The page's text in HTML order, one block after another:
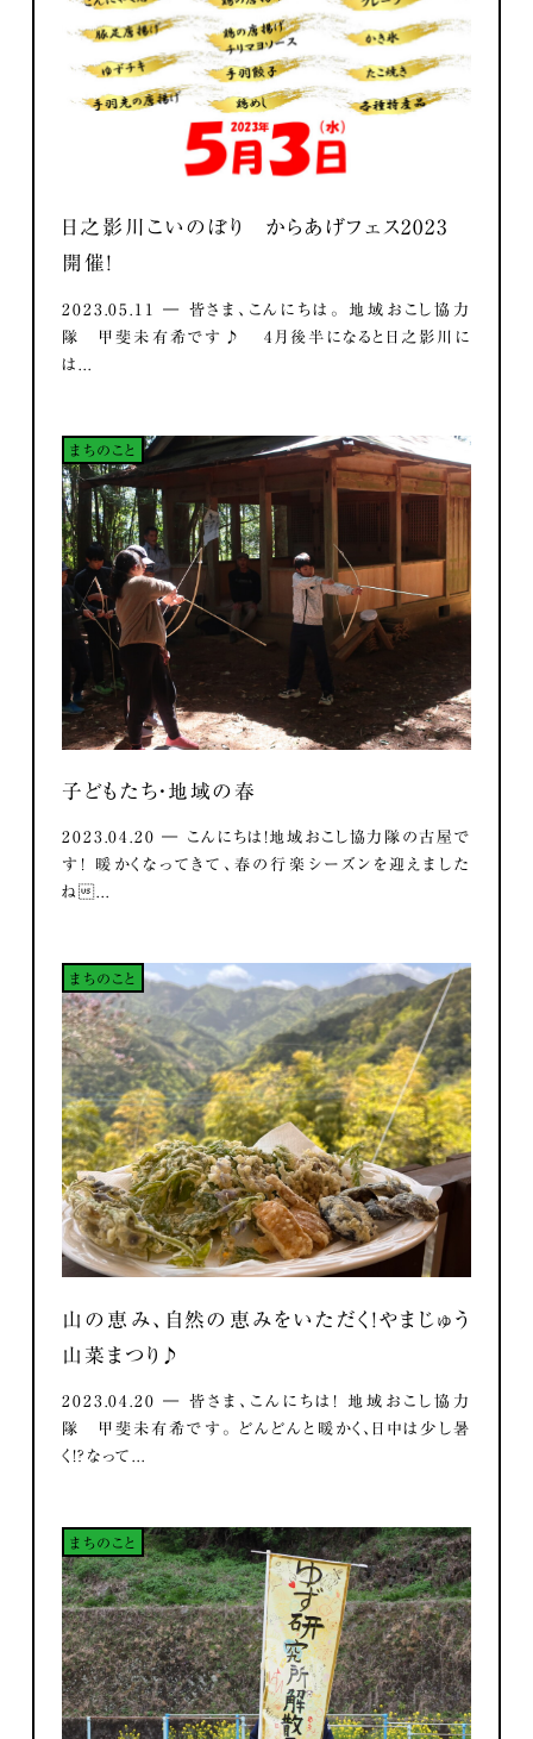
日之影川こいのぼり からあげフェス2023
開催！
2023.05.11 ― 皆さま、こんにちは。 地域おこし協力
隊 甲斐未有希です♪ 4月後半になると日之影川に
は...
まちのこと
子どもたち・地域の春
2023.04.20 ― こんにちは！地域おこし協力隊の古屋で
す！ 暖かくなってきて、春の行楽シーズンを迎えました
ね...
まちのこと
山の恵み、自然の恵みをいただく！やまじゅう
山菜まつり♪
2023.04.20 ― 皆さま、こんにちは！ 地域おこし協力
隊 甲斐未有希です。 どんどんと暖かく、日中は少し暑
く！？なって...
まちのこと